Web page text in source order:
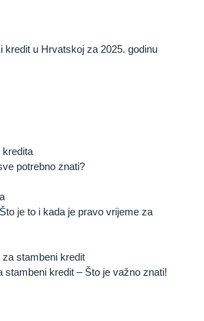
kredit u Hrvatskoj za 2025. godinu
potrebno znati?
je to i kada je pravo vrijeme za
stambeni kredit – Što je važno znati!